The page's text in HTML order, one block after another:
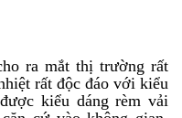
ra mắt thị trường rất
rất độc đáo với kiểu
kiểu dáng rèm vải